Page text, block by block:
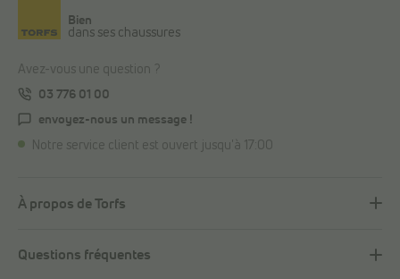
Bien
dans ses chaussures
Avez-vous une question ?
03 776 01 00
envoyez-nous un message !
Notre service client est ouvert jusqu'à 17:00
À propos de Torfs
Questions fréquentes